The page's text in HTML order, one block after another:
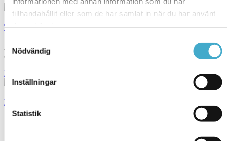
tillhandahållit eller som de har samlat in när du har använt
Nödvändig
Inställningar
Statistik
Tjänster
Avison Communication är en språk- och översättningsbyrå som
erbjuder heltäckande lösningar inom
Läs mer
Kunder & branscher
Läs om kunder som Avison hjälper med sina internationella
kommunikationsstrategier.